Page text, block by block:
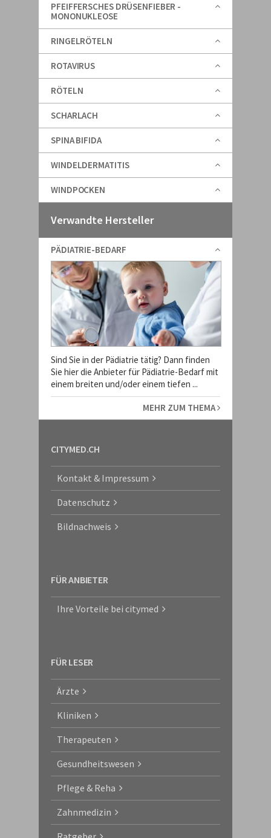
PFEIFFERSCHES DRÜSENFIEBER -
MONONUKLEOSE
RINGELRÖTELN
ROTAVIRUS
RÖTELN
SCHARLACH
SPINA BIFIDA
WINDELDERMATITIS
WINDPOCKEN
Verwandte Hersteller
PÄDIATRIE-BEDARF
Sind Sie in der Pädiatrie tätig? Dann finden
Sie hier die Anbieter für Pädiatrie-Bedarf mit
einem breiten und/oder einem tiefen ...
MEHR ZUM THEMA
CITYMED.CH
Kontakt & Impressum
Datenschutz
Bildnachweis
FÜR ANBIETER
Ihre Vorteile bei citymed
FÜR LESER
Ärzte
Kliniken
Therapeuten
Gesundheitswesen
Pflege & Reha
Zahnmedizin